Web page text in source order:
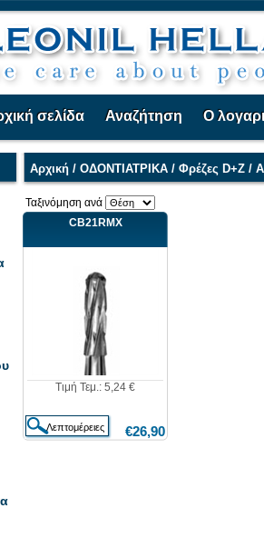
σελίδα Αναζήτηση Ο
Αρχική / ΟΔΟΝΤΙΑΤΡΙΚΑ / Φρέζες D+Z /
Ταξινόμηση ανά
CB21RMX
Τιμή Τεμ.: 5,24 €
€26,90